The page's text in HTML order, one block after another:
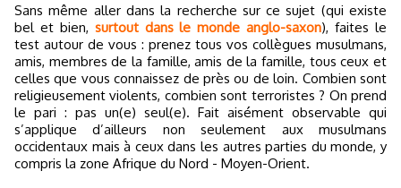
Sans même aller dans la recherche sur ce sujet (qui existe
bel et bien, surtout dans le monde anglo-saxon), faites le
test autour de vous : prenez tous vos collègues musulmans,
amis, membres de la famille, amis de la famille, tous ceux et
celles que vous connaissez de près ou de loin. Combien sont
religieusement violents, combien sont terroristes ? On prend
le pari : pas un(e) seul(e). Fait aisément observable qui
s’applique d’ailleurs non seulement aux musulmans
occidentaux mais à ceux dans les autres parties du monde, y
compris la zone Afrique du Nord - Moyen-Orient.